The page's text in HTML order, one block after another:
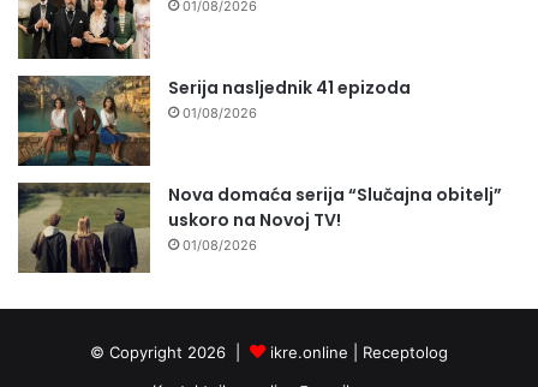
01/08/2026
Serija nasljednik 41 epizoda
01/08/2026
Nova domaća serija “Slučajna obitelj”
uskoro na Novoj TV!
01/08/2026
© Copyright 2026 | ikre.online | Receptolog